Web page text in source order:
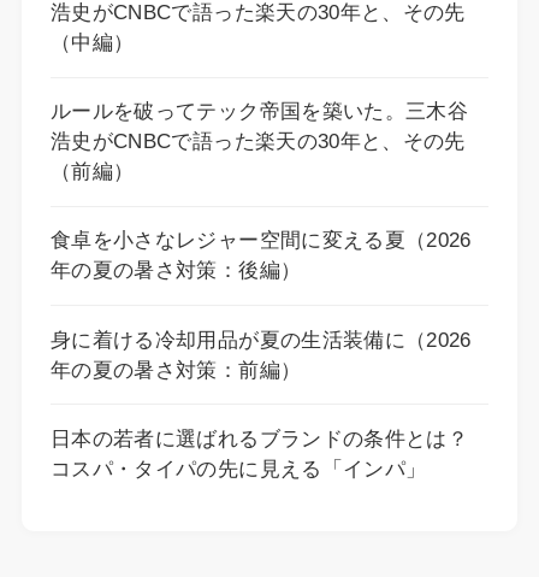
浩史がCNBCで語った楽天の30年と、その先
（中編）
ルールを破ってテック帝国を築いた。三木谷
浩史がCNBCで語った楽天の30年と、その先
（前編）
食卓を小さなレジャー空間に変える夏（2026
年の夏の暑さ対策：後編）
身に着ける冷却用品が夏の生活装備に（2026
年の夏の暑さ対策：前編）
日本の若者に選ばれるブランドの条件とは？
コスパ・タイパの先に見える「インパ」